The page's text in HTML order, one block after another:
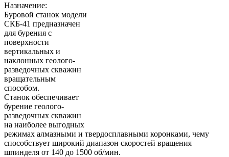
Назначение:
Буровой станок модели
СКБ-41 предназначен
для бурения с
поверхности
вертикальных и
наклонных геолого-
разведочных скважин
вращательным
способом.
Станок обеспечивает
бурение геолого-
разведочных скважин
на наиболее выгодных
режимах алмазными и твердосплавными коронками, чему
способствует широкий диапазон скоростей вращения
шпинделя от 140 до 1500 об/мин.